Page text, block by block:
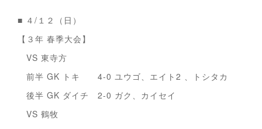
■ ４/１２（日）
【３年 春季大会】
VS 東寺方
前半 GK トキ 4-0 ユウゴ、エイト2 、トシタカ
後半 GK ダイチ 2-0 ガク、カイセイ
VS 鶴牧